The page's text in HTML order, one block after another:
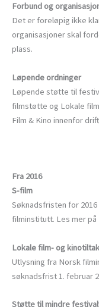
Forbund og
Det er foreløpig ikke
organisasjoner skal
plass.
Løpende ordninger
Løpende støtte til
filmstøtte og Lokale
Film & Kino innenfor
Fra 2016
S-film
Søknadsfristen for
filminstitutt. Les mer på
Lokale film- og kinotiltak
Utlysning fra Norsk
søknadsfrist 1. februar
Støtte til mindre